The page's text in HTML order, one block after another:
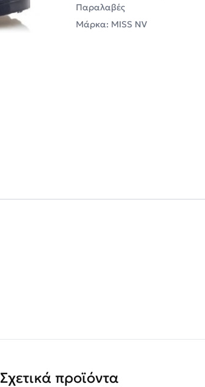
Παραλαβές
Μάρκα: MISS NV
Σχετικά προϊόντα